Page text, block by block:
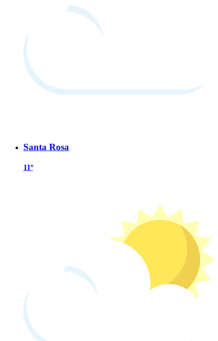
Santa Rosa
11º